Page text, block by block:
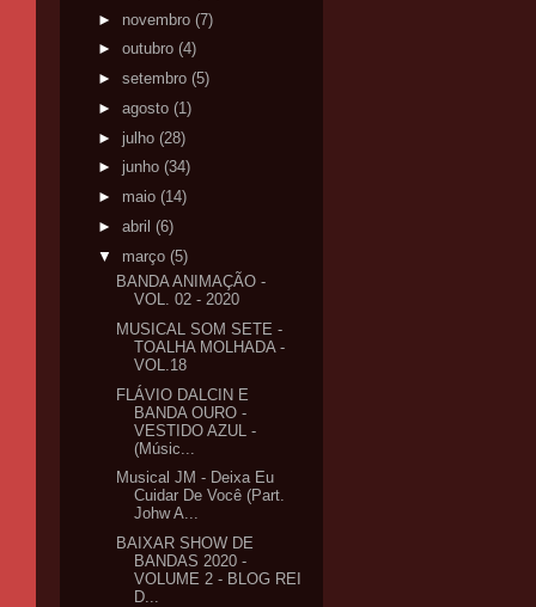
► novembro (7)
► outubro (4)
► setembro (5)
► agosto (1)
► julho (28)
► junho (34)
► maio (14)
► abril (6)
▼ março (5)
BANDA ANIMAÇÃO -
VOL. 02 - 2020
MUSICAL SOM SETE -
TOALHA MOLHADA -
VOL.18
FLÁVIO DALCIN E
BANDA OURO -
VESTIDO AZUL -
(Músic...
Musical JM - Deixa Eu
Cuidar De Você (Part.
Johw A...
BAIXAR SHOW DE
BANDAS 2020 -
VOLUME 2 - BLOG REI
D...